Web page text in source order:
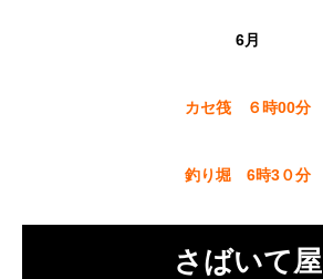
6月
カセ筏 ６時00分
釣り堀 6時3０分
さばいて屋